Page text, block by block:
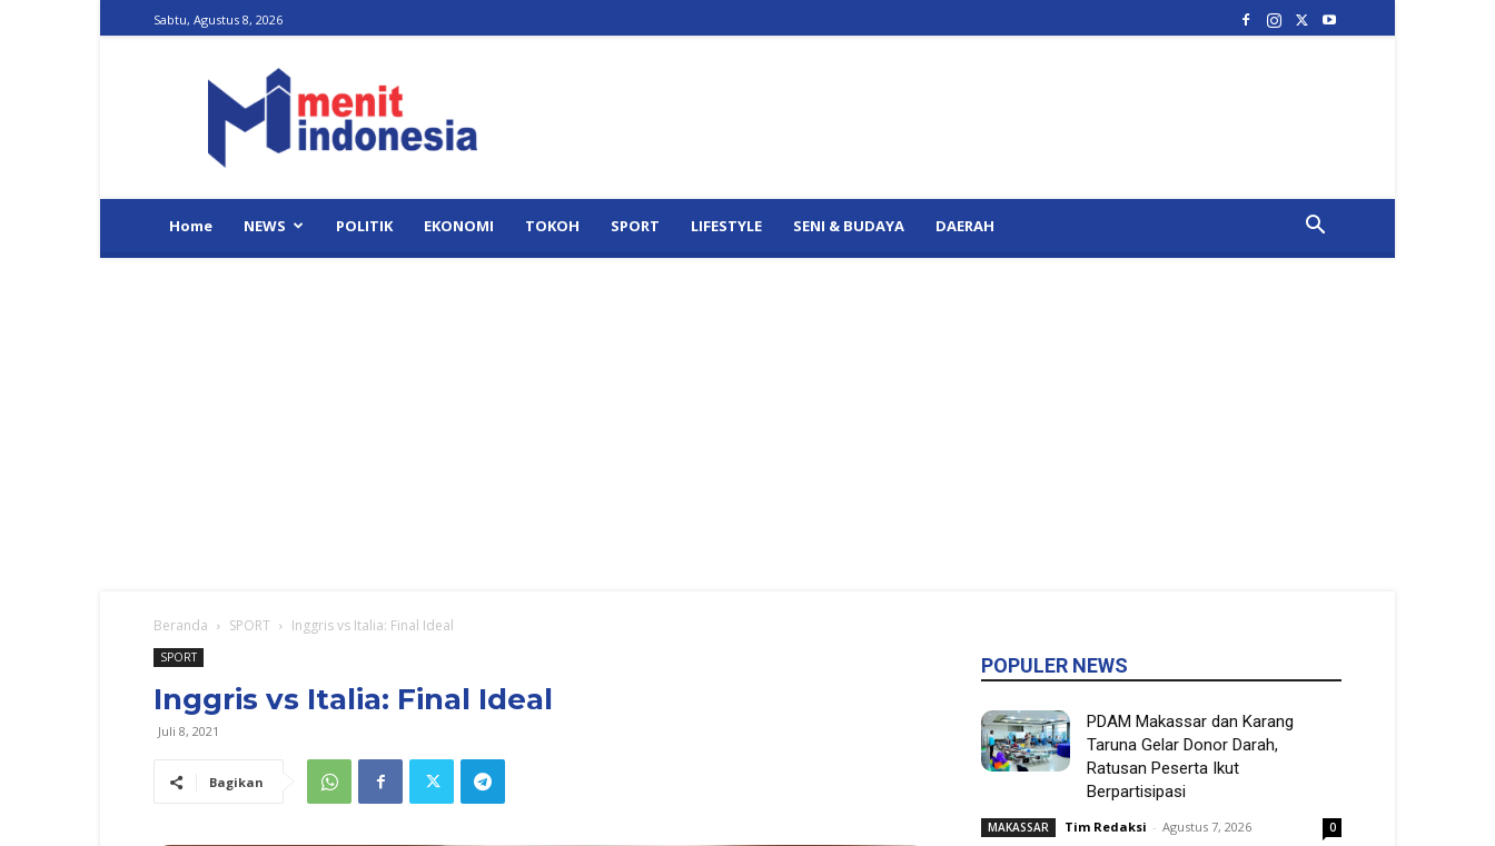
Sabtu, Agustus 8, 2026
Indonesia
Home NEWS POLITIK EKONOMI TOKOH SPORT LIFESTYLE SENI & BUDAYA DAERAH
Beranda SPORT Inggris vs Italia: Final Ideal
SPORT
Inggris vs Italia: Final Ideal
Juli 8, 2021
Bagikan
POPULER NEWS
PDAM Makassar dan Karang
Taruna Gelar Donor Darah,
Ratusan Peserta Ikut
Berpartisipasi
MAKASSAR Tim Redaksi - Agustus 7, 2026 0